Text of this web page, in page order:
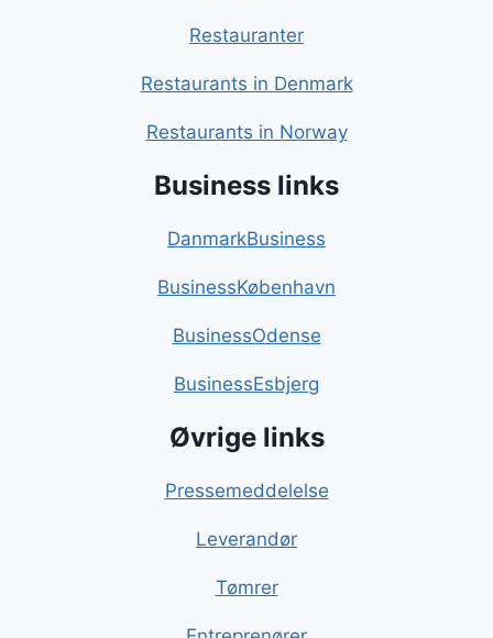
Restauranter
Restaurants in Denmark
Restaurants in Norway
Business links
DanmarkBusiness
BusinessKøbenhavn
BusinessOdense
BusinessEsbjerg
Øvrige links
Pressemeddelelse
Leverandør
Tømrer